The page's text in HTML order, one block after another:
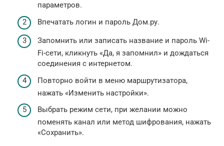
параметров.
Впечатать логин и пароль Дом.ру.
Запомнить или записать название и пароль Wi-
Fi-сети, кликнуть «Да, я запомнил» и дождаться
соединения с интернетом.
Повторно войти в меню маршрутизатора,
нажать «Изменить настройки».
Выбрать режим сети, при желании можно
поменять канал или метод шифрования, нажать
«Сохранить».